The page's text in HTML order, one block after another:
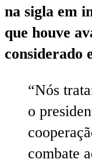
na sigla em
que houve
considerado
“Nós
o
combate